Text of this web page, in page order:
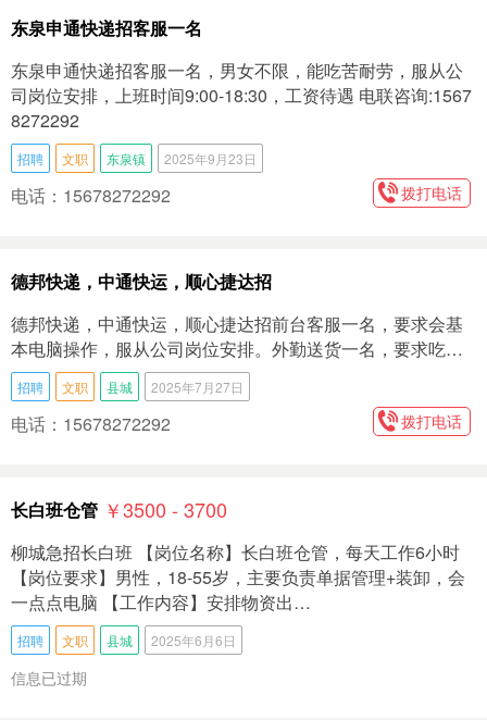
东泉申通快递招客服一名
东泉申通快递招客服一名，男女不限，能吃苦耐劳，服从公
司岗位安排，上班时间9:00-18:30，工资待遇 电联咨询:1567
8272292
招聘 文职 东泉镇 2025年9月23日
电话：15678272292 拨打电话
德邦快递，中通快运，顺心捷达招
德邦快递，中通快运，顺心捷达 ​招 ​前台客服一名，要求会基
本电脑操作，服从公司岗位安排。 ​外勤送货一名，要求吃…
招聘 文职 县城 2025年7月27日
电话：15678272292 拨打电话
长白班仓管 ￥3500 - 3700
柳城急招长白班 【岗位名称】长白班仓管，每天工作6小时
【岗位要求】男性，18-55岁，主要负责单据管理+装卸，会
一点点电脑 【工作内容】安排物资出…
招聘 文职 县城 2025年6月6日
信息已过期